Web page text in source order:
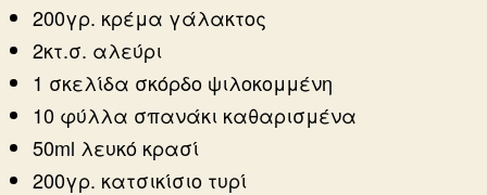
200γρ. κρέμα γάλακτος
2κτ.σ. αλεύρι
1 σκελίδα σκόρδο ψιλοκομμένη
10 φύλλα σπανάκι καθαρισμένα
50ml λευκό κρασί
200γρ. κατσικίσιο τυρί